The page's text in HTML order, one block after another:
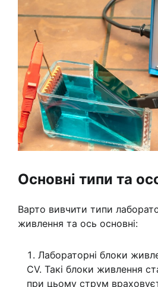
Основні типи та
Варто вивчити типи
живлення та ось основні:
Лабораторні блоки
CV. Такі блоки живлення
при цьому струм